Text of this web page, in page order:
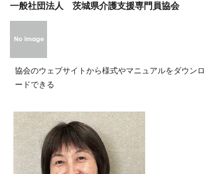
一般社団法人 茨城県介護支援専門員協会
協会のウェブサイトから様式やマニュアルをダウンロ
ードできる